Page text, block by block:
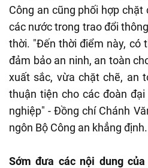
Công an cũng phối hợp chặt
các nước trong trao đổi
thời. "Đến thời điểm này, có
đảm bảo an ninh, an toàn
xuất sắc, vừa chặt chẽ, an
thuận tiện cho các đoàn
nghiệp" - Đồng chí Chánh
ngôn Bộ Công an khẳng định.
Sớm đưa các nội dung